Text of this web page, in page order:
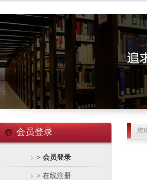
会员登录
> 会员登录
> 在线注册
您